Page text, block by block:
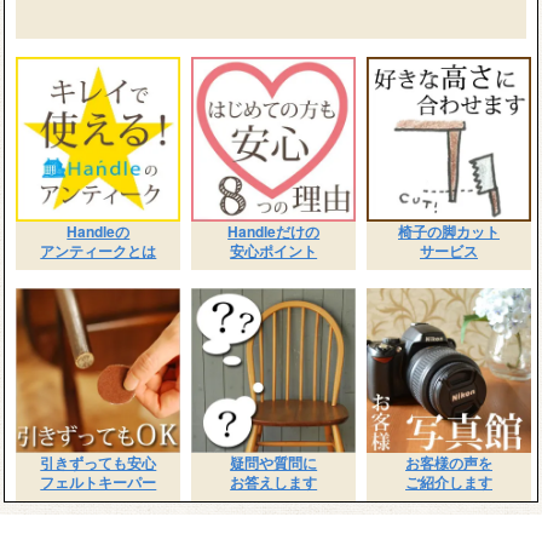
Handleの
アンティークとは
Handleだけの
安心ポイント
椅子の脚カット
サービス
引きずっても安心
フェルトキーパー
疑問や質問に
お答えします
お客様の声を
ご紹介します